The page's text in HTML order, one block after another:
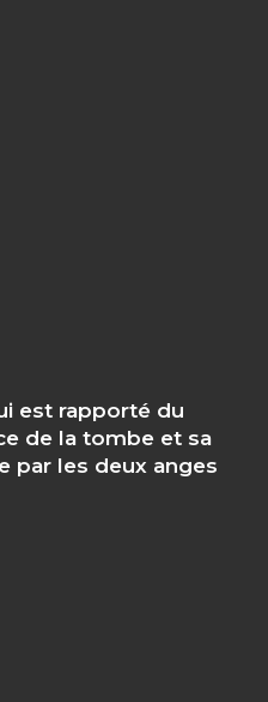
est rapporté du
de la tombe et sa
par les deux anges